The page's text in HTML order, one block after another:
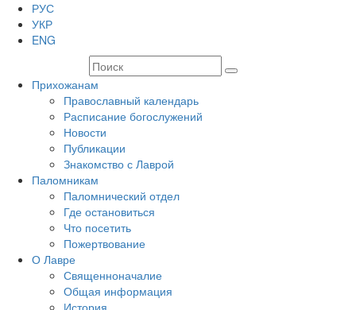
РУС
УКР
ENG
Прихожанам
Православный календарь
Расписание богослужений
Новости
Публикации
Знакомство с Лаврой
Паломникам
Паломнический отдел
Где остановиться
Что посетить
Пожертвование
О Лавре
Священноначалие
Общая информация
История